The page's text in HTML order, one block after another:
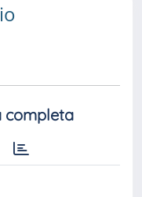
completa